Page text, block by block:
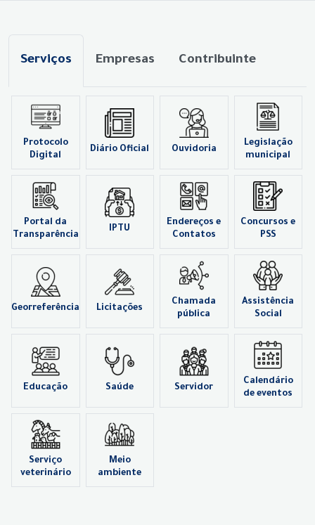
Serviços Empresas Contribuinte
Protocolo
Digital
Diário Oficial Ouvidoria
Legislação
municipal
Portal da
Transparência
IPTU
Endereços e
Contatos
Concursos e
PSS
Georreferência Licitações
Chamada
pública
Assistência
Social
Educação Saúde Servidor
Calendário
de eventos
Serviço
veterinário
Meio
ambiente